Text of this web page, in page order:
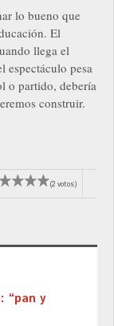
lo bueno que
El
llega el
espectáculo pesa
o partido, debería
construir.
(2 votos)
“pan y